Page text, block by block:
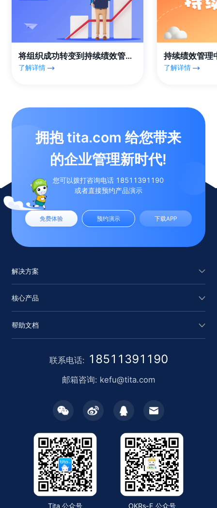
将组织成功转变到持续绩效管理的 3 个关键因素
了解详情 了解详情
拥抱 tita.com 给您带来
的企业管理新时代!
您可以拨打咨询电话 18511391190
或者直接预约产品演示
免费体验 预约演示 下载APP
解决方案
核心产品
帮助文档
联系电话: 18511391190
邮箱咨询: kefu@tita.com
Tita 公众号 OKRs-E 公众号